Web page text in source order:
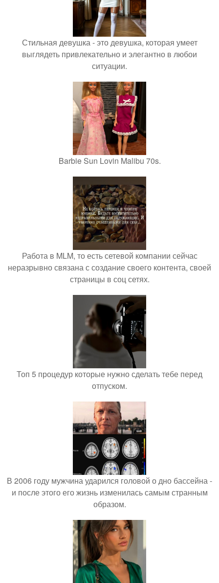
Стильная девушка - это девушка, которая умеет
выглядеть привлекательно и элегантно в любои
ситуации.
Barbie Sun Lovin Malibu 70s.
Работа в MLM, то есть сетевой компании сейчас
неразрывно связана с создание своего контента, своей
страницы в соц сетях.
Топ 5 процедур которые нужно сделать тебе перед
отпуском.
В 2006 году мужчина ударился головой о дно бассейна -
и после этого его жизнь изменилась самым странным
образом.